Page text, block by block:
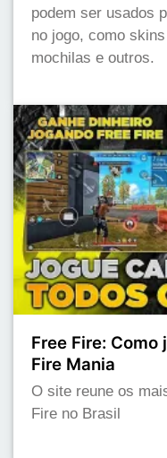
podem ser usados
no jogo, como
mochilas e outros.
Free Fire: Como
Fire Mania
O site reune os
Fire no Brasil